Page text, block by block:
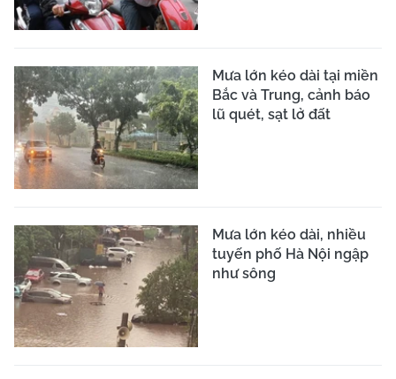
Mưa lớn kéo dài tại miền
Bắc và Trung, cảnh báo
lũ quét, sạt lở đất
Mưa lớn kéo dài, nhiều
tuyến phố Hà Nội ngập
như sông